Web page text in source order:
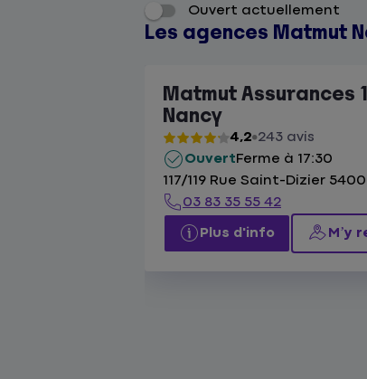
Ouvert actuellement
Les agences Matmut
Matmut Assurances
Nancy
4,2 243 avis
OuvertFerme à 17:30
117/119 Rue Saint-Dizier
03 83 35 55 42
Plus d'info
M’y